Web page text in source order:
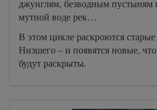
джунглям, безводным пустыням
мутной воде рек…
В этом цикле раскроются
Низшего – и появятся новые,
будут раскрыты.